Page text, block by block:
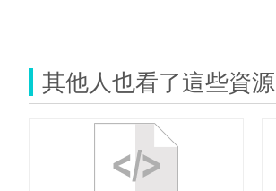
其他人也看了這些資源